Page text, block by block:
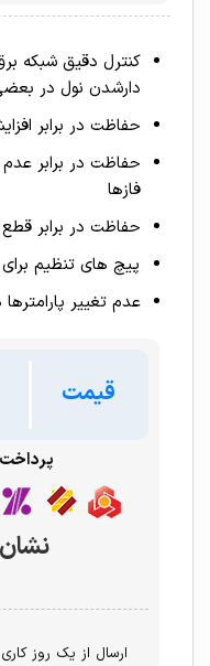
کنترل دقیق شبکه
دارشدن نول در
حفاظت در برابر
حفاظت در برابر
فازها
حفاظت در برابر قطع
پیچ های تنظیم
عدم تغییر پارامترها
قیمت
ارسال از یک روز